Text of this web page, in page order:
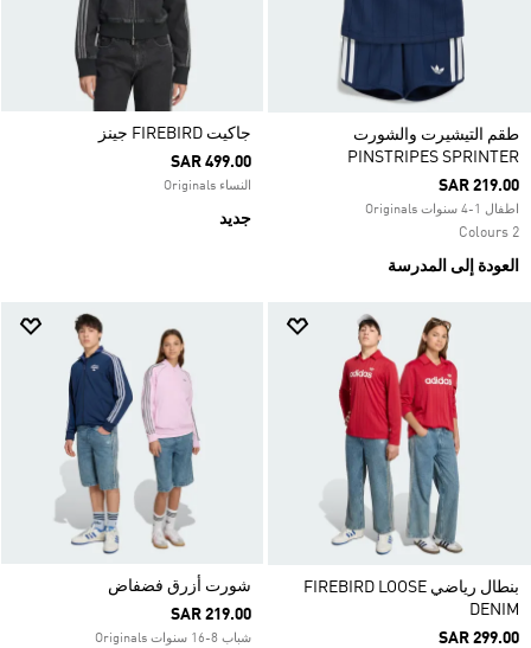
طقم التيشيرت والشورت
PINSTRIPES SPRINTER
SAR 219.00
اطفال 1-4 سنوات Originals
2 Colours
العودة إلى المدرسة
جاكيت FIREBIRD جينز
SAR 499.00
النساء Originals
جديد
بنطال رياضي FIREBIRD LOOSE
DENIM
SAR 299.00
شورت أزرق فضفاض
SAR 219.00
شباب 8-16 سنوات Originals